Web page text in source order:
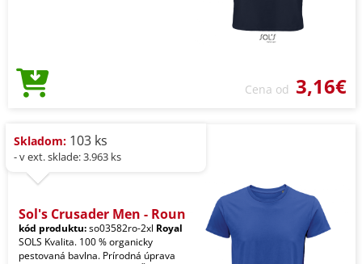
Cena od 3,16€
Skladom: 103 ks
- v ext. sklade: 3.963 ks
Sol's Crusader Men - Roun
kód produktu:so03582ro-2xl Royal
SOLS Kvalita. 100 % organicky
pestovaná bavlna. Prírodná úprava